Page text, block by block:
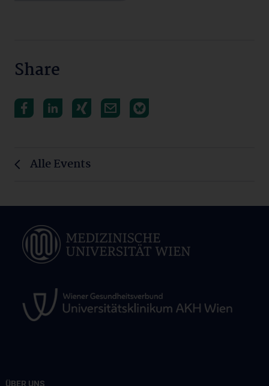
Share
Alle Events
ÜBER UNS